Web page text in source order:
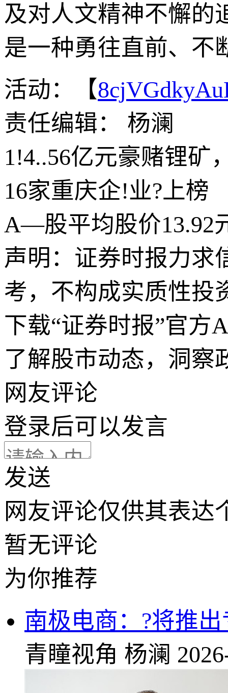
及对人文精神不懈的
是一种勇往直前、不
活动：【
责任编辑： 杨澜
1!4..56亿元豪赌锂矿
16家重庆企!业?上榜
A—股平均股价13.92
声明：证券时报力求
考，不构成实质性投
下载“证券时报”官方
了解股市动态，洞察
网友评论
登录后可以发言
发送
网友评论仅供其表达
暂无评论
为你推荐
南极电商：?将推
青瞳视角 杨澜